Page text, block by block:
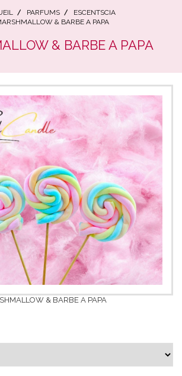
PARFUMS
ESCENTSCIA
& BARBE A PAPA
& BARBE A PAPA
& BARBE A PAPA